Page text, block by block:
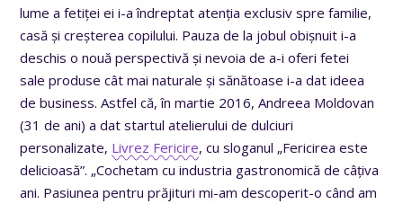
lume a fetiței ei i-a îndreptat atenția exclusiv spre familie,
casă și creșterea copilului. Pauza de la jobul obișnuit i-a
deschis o nouă perspectivă și nevoia de a-i oferi fetei
sale produse cât mai naturale și sănătoase i-a dat ideea
de business. Astfel că, în martie 2016, Andreea Moldovan
(31 de ani) a dat startul atelierului de dulciuri
personalizate, Livrez Fericire, cu sloganul „Fericirea este
delicioasă”. „Cochetam cu industria gastronomică de câțiva
ani. Pasiunea pentru prăjituri mi-am descoperit-o când am